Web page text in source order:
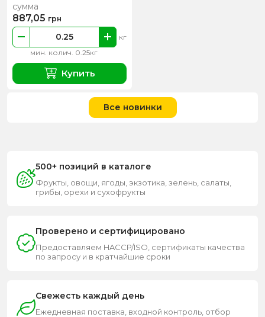
мин. колич. 0.25кг
кг
сумма
887,05 грн
Купить
Все новинки
500+ позиций в каталоге
Фрукты, овощи, ягоды, экзотика, зелень, салаты,
грибы, орехи и сухофрукты
Проверено и сертифицировано
Предоставляем HACCP/ISO, сертификаты качества
по запросу и в кратчайшие сроки
Свежесть каждый день
Ежедневная поставка, входной контроль, отбор